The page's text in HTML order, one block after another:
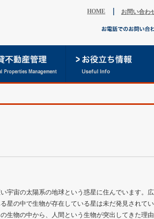
HOME お問い合わ
宇宙の太陽系の地球という惑星に住んでいます。
星の中で生物が存在している星は未だ発見されて
生物の中から、人間という生物が突出してきた理